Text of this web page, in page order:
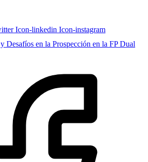
Icon-linkedin Icon-instagram
Desafíos en la Prospección en la FP Dual